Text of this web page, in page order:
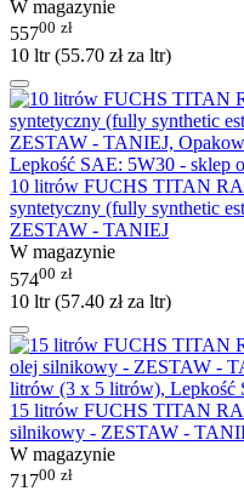
W magazynie
55700 zł
10 ltr (55.70 złza ltr)
10 litrów FUCHS TITAN
syntetyczny (fully synthetic
ZESTAW - TANIEJ
W magazynie
57400 zł
10 ltr (57.40 złza ltr)
15 litrów FUCHS TITAN
silnikowy - ZESTAW -
W magazynie
71700 zł